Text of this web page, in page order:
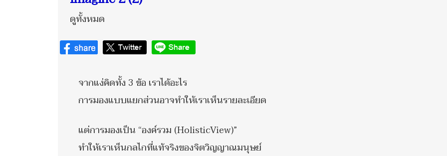
ดูทั้งหมด
จากแง่คิดทั้ง 3 ข้อ เราได้อะไร
การมองแบบแยกส่วนอาจทำให้เราเห็นรายละเอียด
แต่การมองเป็น “องค์รวม (HolisticView)”
ทำให้เราเห็นกลไกที่แท้จริงของจิตวิญญาณมนุษย์